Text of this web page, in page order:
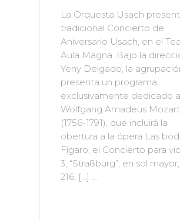
La Orquesta Usach
tradicional Concierto de
Aniversario Usach, en el
Aula Magna. Bajo la
Yeny Delgado, la
presenta un programa
exclusivamente dedicado a
Wolfgang Amadeus Mozart
(1756-1791), que incluirá la
obertura a la ópera Las
Fígaro, el Concierto para
3, “Straßburg”, en sol
216, […] ...